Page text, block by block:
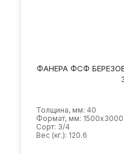
ФАНЕРА ФСФ
Толщина, мм: 40
Формат, мм: 1500х3000
Сорт: 3/4
Вес (кг.): 120.6